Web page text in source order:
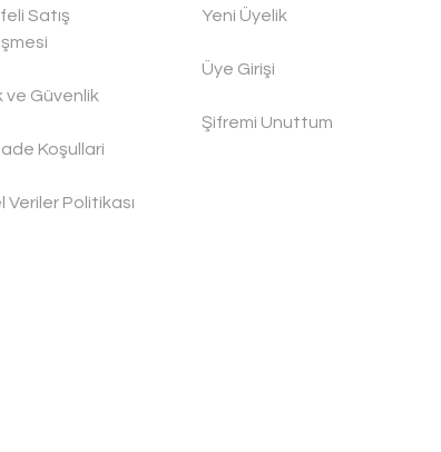
Satış
ve Güvenlik
Koşullari
Veriler Politikası
Yeni Üyelik
Üye Girişi
Şifremi Unuttum